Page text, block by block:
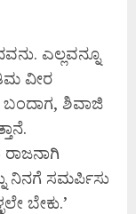
ಎಲ್ಲವನ್ನೂ
ವೀರ
ಶಿವಾಜಿ
ರಾಜನಾಗಿ
ನಿನಗೆ ಸಮರ್ಪಿಸು
ಬೇಕು.’